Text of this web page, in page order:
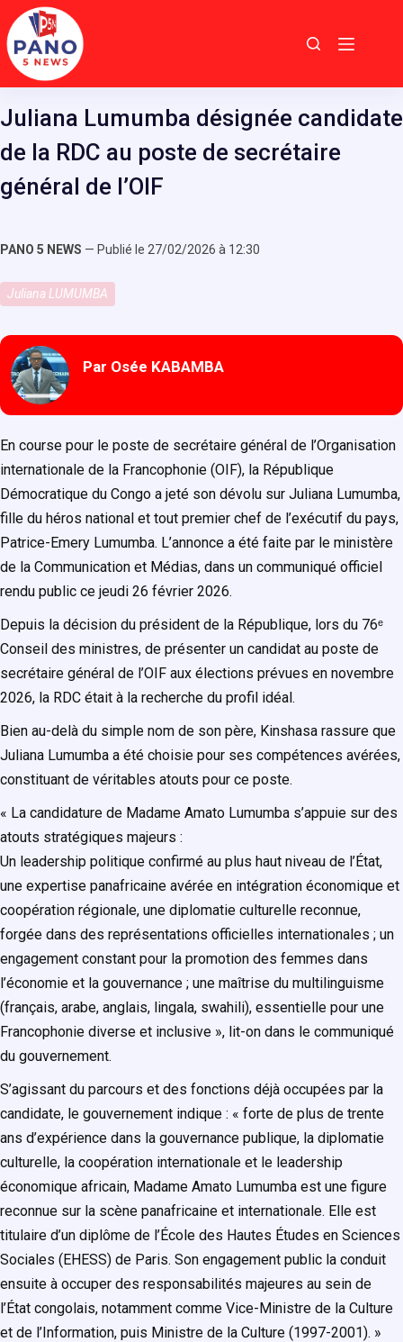
Passer
au
contenu
Juliana Lumumba désignée candidate
de la RDC au poste de secrétaire
général de l’OIF
PANO 5 NEWS — Publié le 27/02/2026 à 12:30
Juliana LUMUMBA
Par Osée KABAMBA
En course pour le poste de secrétaire général de l’Organisation
internationale de la Francophonie (OIF), la République
Démocratique du Congo a jeté son dévolu sur Juliana Lumumba,
fille du héros national et tout premier chef de l’exécutif du pays,
Patrice-Emery Lumumba. L’annonce a été faite par le ministère
de la Communication et Médias, dans un communiqué officiel
rendu public ce jeudi 26 février 2026.
Depuis la décision du président de la République, lors du 76ᵉ
Conseil des ministres, de présenter un candidat au poste de
secrétaire général de l’OIF aux élections prévues en novembre
2026, la RDC était à la recherche du profil idéal.
Bien au-delà du simple nom de son père, Kinshasa rassure que
Juliana Lumumba a été choisie pour ses compétences avérées,
constituant de véritables atouts pour ce poste.
« La candidature de Madame Amato Lumumba s’appuie sur des
atouts stratégiques majeurs :
Un leadership politique confirmé au plus haut niveau de l’État,
une expertise panafricaine avérée en intégration économique et
coopération régionale, une diplomatie culturelle reconnue,
forgée dans des représentations officielles internationales ; un
engagement constant pour la promotion des femmes dans
l’économie et la gouvernance ; une maîtrise du multilinguisme
(français, arabe, anglais, lingala, swahili), essentielle pour une
Francophonie diverse et inclusive », lit-on dans le communiqué
du gouvernement.
S’agissant du parcours et des fonctions déjà occupées par la
candidate, le gouvernement indique : « forte de plus de trente
ans d’expérience dans la gouvernance publique, la diplomatie
culturelle, la coopération internationale et le leadership
économique africain, Madame Amato Lumumba est une figure
reconnue sur la scène panafricaine et internationale. Elle est
titulaire d’un diplôme de l’École des Hautes Études en Sciences
Sociales (EHESS) de Paris. Son engagement public la conduit
ensuite à occuper des responsabilités majeures au sein de
l’État congolais, notamment comme Vice-Ministre de la Culture
et de l’Information, puis Ministre de la Culture (1997-2001). »